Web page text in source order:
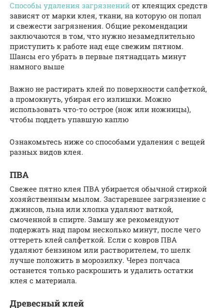
Способы удаления загрязнений от клеящих средств
зависят от марки клея, ткани, на которую он попал
и свежести загрязнения. Общие рекомендации
заключаются в том, что нужно незамедлительно
приступить к работе над еще свежим пятном.
Шансы его убрать в первые пятнадцать минут
намного выше
Важно не растирать клей по поверхности салфеткой,
а промокнуть, убирая его излишки. Можно
использовать что-то острое (нож или ножницы),
чтобы поддеть упавшую каплю
Ознакомьтесь ниже со способами удаления с вещей
разных видов клея.
ПВА
Свежее пятно клея ПВА убирается обычной стиркой
хозяйственным мылом. Застаревшее загрязнение с
джинсов, льна или хлопка удаляют ваткой,
смоченной в спирте. Замшу же рекомендуют
подержать над паром несколько минут, после чего
оттереть клей салфеткой. Если с ковров ПВА
удаляют бензином или растворителем, то шелк
лучше положить в морозилку. Через полчаса
останется только раскрошить и удалить остатки
клея с материала.
Древесный клей